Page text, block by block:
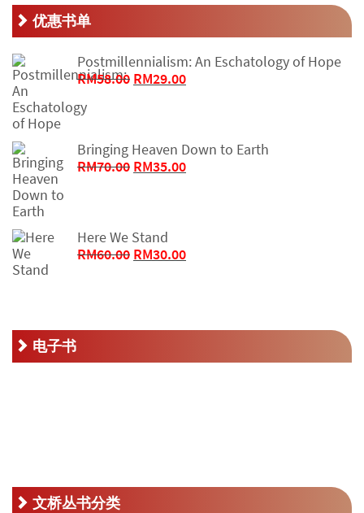
优惠书单
Postmillennialism: An Eschatology of Hope
RM58.00 原
RM29.00当
为：
RM29.00。
Bringing Heaven Down to Earth
RM70.00 原
RM35.00当
RM35.00。
Here We Stand
RM60.00 原
RM30.00当
电子书
文桥丛书分类